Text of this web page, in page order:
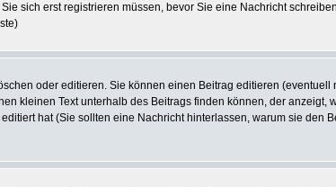
sich erst registrieren müssen, bevor Sie eine Nachricht
oder editieren. Sie können einen Beitrag editieren (eventuell
kleinen Text unterhalb des Beitrags finden können, der anzeigt,
hat (Sie sollten eine Nachricht hinterlassen, warum sie den